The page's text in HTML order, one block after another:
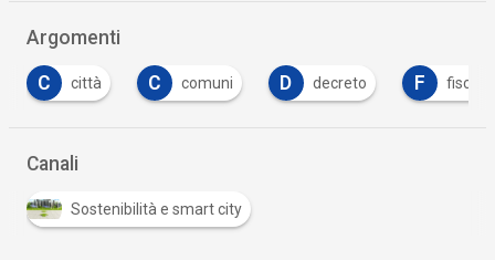
Argomenti
C comuni D decreto F fiscale G gare
Canali
Sostenibilità e smart city